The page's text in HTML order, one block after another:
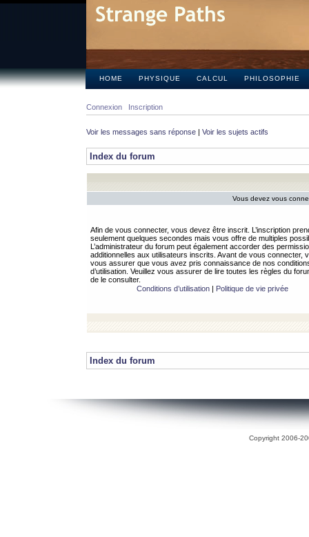
HOME PHYSIQUE CALCUL PHILOSOPHIE
Connexion Inscription
Voir les messages sans réponse | Voir les sujets actifs
Index du forum
Vous devez vous
Afin de vous connecter, vous devez être inscrit. L’inscription
seulement quelques secondes mais vous offre de multiples
L’administrateur du forum peut également accorder des
additionnelles aux utilisateurs inscrits. Avant de vous connecter,
vous assurer que vous avez pris connaissance de nos
d’utilisation. Veuillez vous assurer de lire toutes les règles du
de le consulter.
Conditions d’utilisation| Politique de vie privée
Index du forum
Copyright 2006-